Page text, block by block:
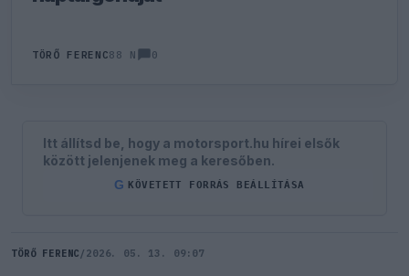
TÖRŐ FERENC88 N 0
Itt állítsd be, hogy a motorsport.hu hírei elsők
között jelenjenek meg a keresőben.
G KÖVETETT FORRÁS BEÁLLÍTÁSA
TÖRŐ FERENC / 2026. 05. 13. 09:07